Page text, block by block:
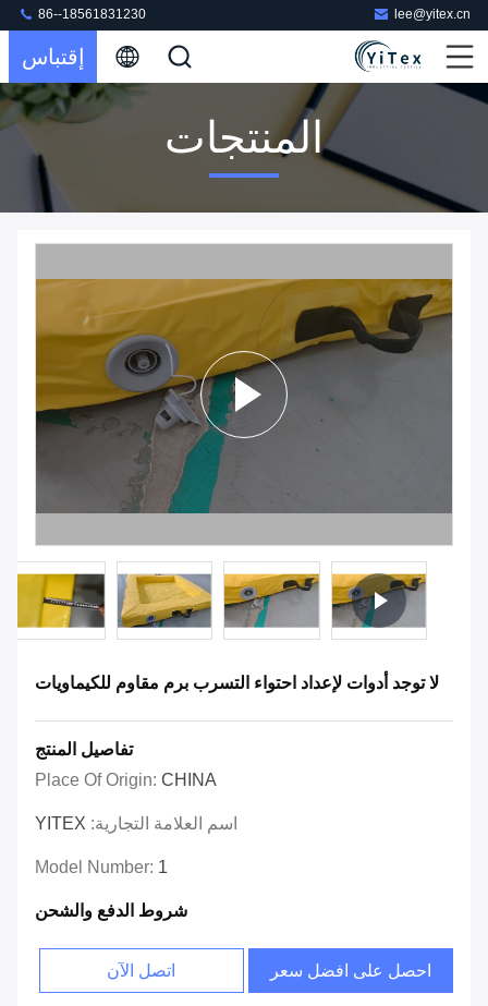
lee@yitex.cn
86--18561831230
إقتباس
المنتجات
لا توجد أدوات لإعداد احتواء التسرب برم مقاوم للكيماويات
تفاصيل المنتج
Place Of Origin: CHINA
اسم العلامة التجارية: YITEX
Model Number: 1
شروط الدفع والشحن
احصل على افضل سعر اتصل الآن